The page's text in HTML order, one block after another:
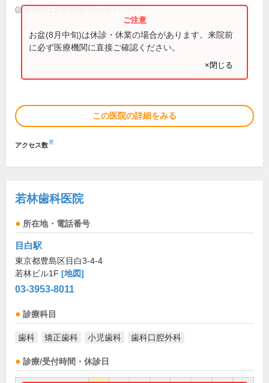
(診療時間は直接お問い合わせください)
お盆(8月中旬)は休診・休業の場合があります。来院前
に必ず医療機関に直接ご確認ください。
×閉じる
この医院の詳細をみる
アクセス数※
若林歯科医院
所在地・電話番号
目白駅
東京都豊島区目白3-4-4
若林ビル1F [地図]
03-3953-8011
診療科目
歯科 矯正歯科 小児歯科 歯科口腔外科
診療/受付時間・休診日